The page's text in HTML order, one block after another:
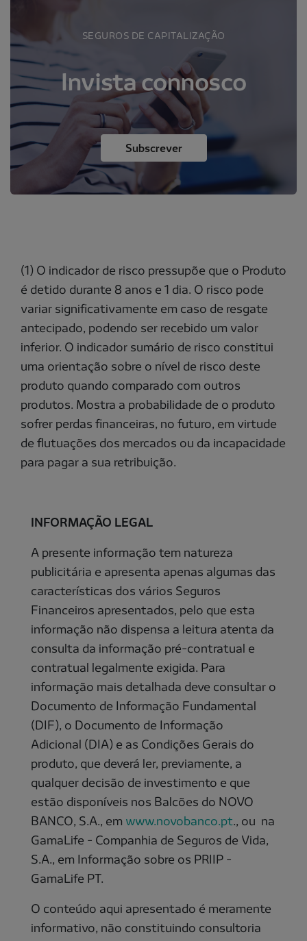
SEGUROS DE CAPITALIZAÇÃO
Invista connosco
Subscrever
(1) O indicador de risco pressupõe que o Produto
é detido durante 8 anos e 1 dia. O risco pode
variar significativamente em caso de resgate
antecipado, podendo ser recebido um valor
inferior. O indicador sumário de risco constitui
uma orientação sobre o nível de risco deste
produto quando comparado com outros
produtos. Mostra a probabilidade de o produto
sofrer perdas financeiras, no futuro, em virtude
de flutuações dos mercados ou da incapacidade
para pagar a sua retribuição.
INFORMAÇÃO LEGAL
A presente informação tem natureza
publicitária e apresenta apenas algumas das
características dos vários Seguros
Financeiros apresentados, pelo que esta
informação não dispensa a leitura atenta da
consulta da informação pré-contratual e
contratual legalmente exigida. Para
informação mais detalhada deve consultar o
Documento de Informação Fundamental
(DIF), o Documento de Informação
Adicional (DIA) e as Condições Gerais do
produto, que deverá ler, previamente, a
qualquer decisão de investimento e que
estão disponíveis nos Balcões do NOVO
BANCO, S.A., em www.novobanco.pt., ou na
GamaLife - Companhia de Seguros de Vida,
S.A., em Informação sobre os PRIIP -
GamaLife PT.
O conteúdo aqui apresentado é meramente
informativo, não constituindo consultoria